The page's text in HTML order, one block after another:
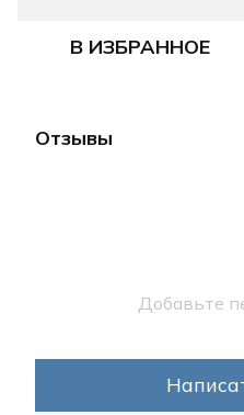
В ИЗБРАННОЕ
Отзывы
Добавьте